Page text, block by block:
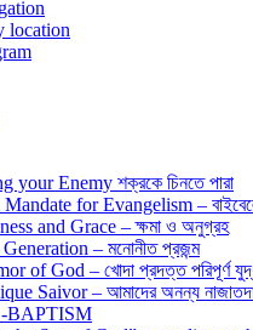
location
your Enemy শক্রকে চিনতে পারা
for Evangelism –
and Grace – ক্ষমা ও অনুগ্রহ
– মনোনীত প্রজন্ম
of God – খোদা প্রদত্ত পরিপূর্ণ
Saivor – আমাদের অনন্য
-BAPTISM